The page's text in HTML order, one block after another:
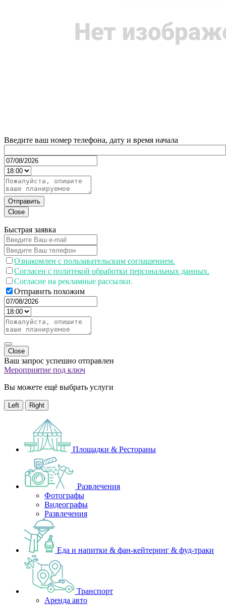
Введите ваш номер телефона, дату и время начала
Отправить
Close
Быстрая заявка
Ознакомлен с пользавательским соглашением.
Согласен с политекой обработки персональных данных.
Согласие на рекламные рассылки.
Отправить похожим
Close
Ваш запрос успешно отправлен
Мероприятие под ключ
Вы можете ещё выбрать услуги
Left Right
Площадки & Рестораны
Развлечения
Фотографы
Видеографы
Развлечения
Еда и напитки & фан-кейтеринг & фуд-траки
Транспорт
Аренда авто